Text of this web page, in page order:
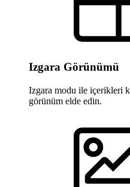
Izgara Görünümü
Izgara modu ile içerikleri
görünüm elde edin.